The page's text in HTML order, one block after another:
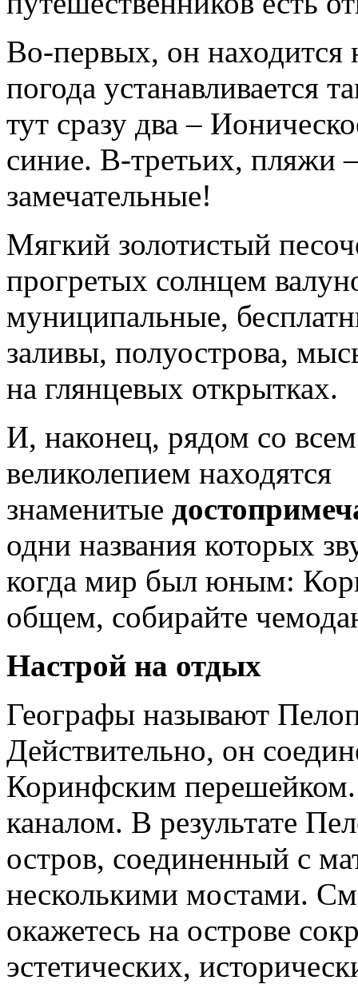
Во-первых, он находится
погода устанавливается
тут сразу два –
синие. В-третьих, пляжи
замечательные!
Мягкий золотистый
прогретых солнцем
муниципальные,
заливы, полуострова,
на глянцевых открытках.
И, наконец, рядом со
великолепием находятся
знаменитые
одни названия которых
когда мир был юным:
общем, собирайте
Настрой на отдых
Географы называют
Действительно, он
Коринфским перешейком.
каналом. В результате
остров, соединенный с
несколькими мостами.
окажетесь на острове
эстетических,